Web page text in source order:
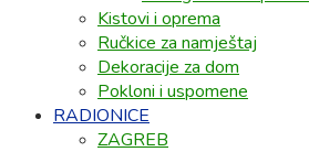
Kistovi i oprema
Ručkice za namještaj
Dekoracije za dom
Pokloni i uspomene
RADIONICE
ZAGREB